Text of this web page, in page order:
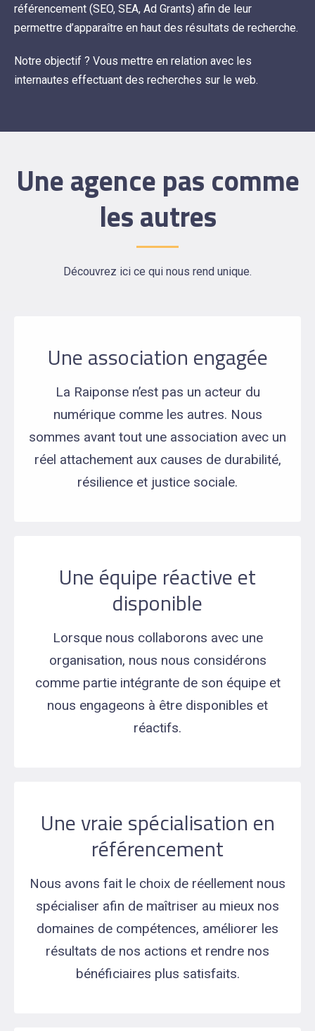
référencement (SEO, SEA, Ad Grants) afin de leur
permettre d’apparaître en haut des résultats de recherche.
Notre objectif ? Vous mettre en relation avec les
internautes effectuant des recherches sur le web.
Une agence pas comme
les autres
Découvrez ici ce qui nous rend unique.
Une association engagée
La Raiponse n’est pas un acteur du
numérique comme les autres. Nous
sommes avant tout une association avec un
réel attachement aux causes de durabilité,
résilience et justice sociale.
Une équipe réactive et
disponible
Lorsque nous collaborons avec une
organisation, nous nous considérons
comme partie intégrante de son équipe et
nous engageons à être disponibles et
réactifs.
Une vraie spécialisation en
référencement
Nous avons fait le choix de réellement nous
spécialiser afin de maîtriser au mieux nos
domaines de compétences, améliorer les
résultats de nos actions et rendre nos
bénéficiaires plus satisfaits.